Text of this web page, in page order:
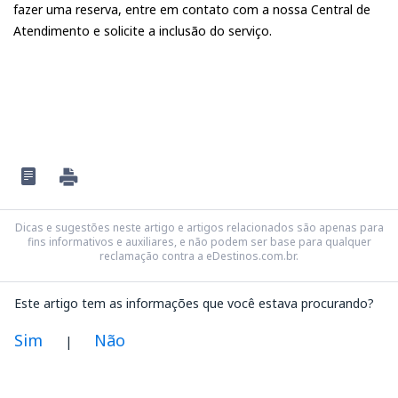
fazer uma reserva, entre em contato com a nossa Central de
Atendimento e solicite a inclusão do serviço.
Dicas e sugestões neste artigo e artigos relacionados são apenas para
fins informativos e auxiliares, e não podem ser base para qualquer
reclamação contra a eDestinos.com.br.
Este artigo tem as informações que você estava procurando?
Sim | Não